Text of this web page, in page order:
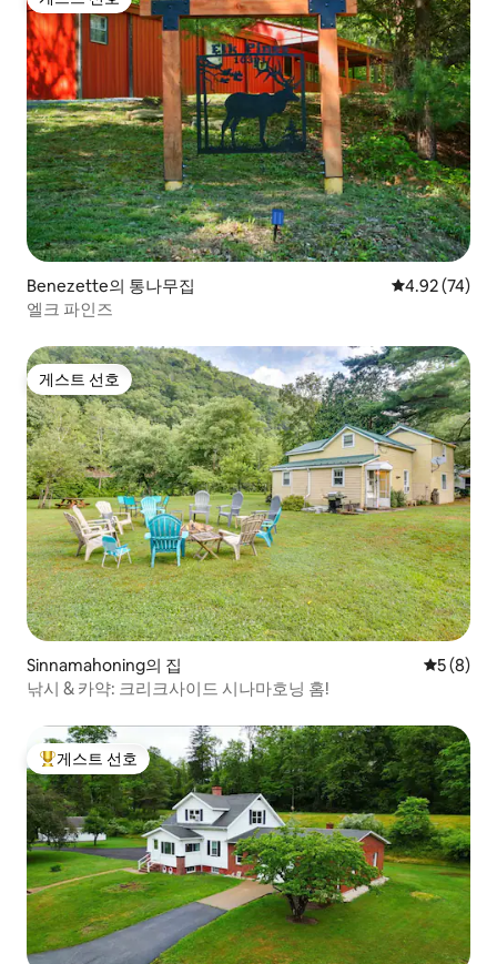
게스트 선호
Benezette의 통나무집 평점 4.92점(5
4.92 (74)
엘크 파인즈
게스트 선호
게스트 선호
Sinnamahoning의 집 평점 5점
5 (8)
낚시 & 카약: 크리크사이드 시나마호닝 홈!
상위 게스트 선호
게스트 선호